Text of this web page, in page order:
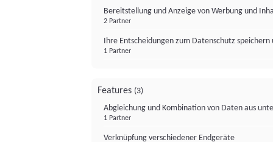
Bereitstellung und Anzeige von Werbung und
2 Partner
Ihre Entscheidungen zum Datenschutz
1 Partner
Features (3)
Abgleichung und Kombination von Daten aus
1 Partner
Verknüpfung verschiedener Endgeräte